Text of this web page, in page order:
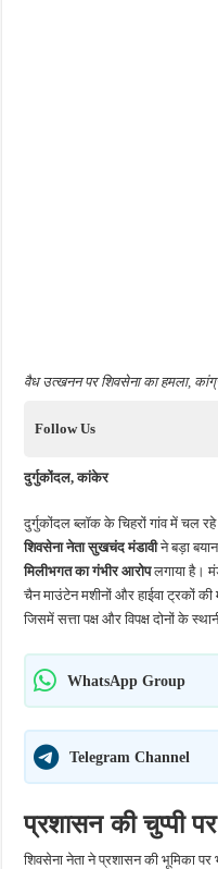
वैध उत्खनन पर शिवसेना का हमला,
Follow Us
दुर्गुकोंदल, कांकेर
दुर्गुकोंदल ब्लॉक के चिहरों गांव में चल
शिवसेना नेता सुखचंद मंडावीने बड़ा
मिलीभगत का गंभीर आरोपलगाया है।
चैन माउंटेन मशीनों और हाईवा ट्रकों
जिसमें सत्ता पक्ष और विपक्ष दोनों के
WhatsApp Group
Telegram Channel
प्रशासन की चुप्पी
शिवसेना नेता ने प्रशासन की भूमिका